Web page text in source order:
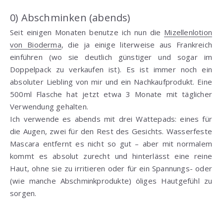
0) Abschminken (abends)
Seit einigen Monaten benutze ich nun die Mizellenlotion
von Bioderma, die ja einige literweise aus Frankreich
einführen (wo sie deutlich günstiger und sogar im
Doppelpack zu verkaufen ist). Es ist immer noch ein
absoluter Liebling von mir und ein Nachkaufprodukt. Eine
500ml Flasche hat jetzt etwa 3 Monate mit täglicher
Verwendung gehalten.
Ich verwende es abends mit drei Wattepads: eines für
die Augen, zwei für den Rest des Gesichts. Wasserfeste
Mascara entfernt es nicht so gut – aber mit normalem
kommt es absolut zurecht und hinterlässt eine reine
Haut, ohne sie zu irritieren oder für ein Spannungs- oder
(wie manche Abschminkprodukte) öliges Hautgefühl zu
sorgen.